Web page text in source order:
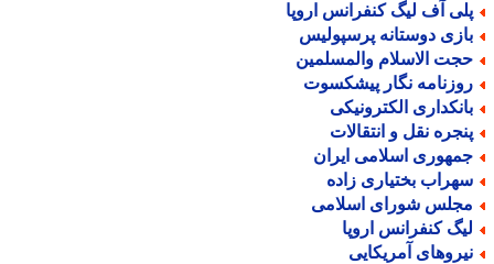
آف لیگ کنفرانس اروپا
دوستانه پرسپولیس
الاسلام والمسلمین
نگار پیشکسوت
الکترونیکی
نقل و انتقالات
اسلامی ایران
بختیاری زاده
شورای اسلامی
کنفرانس اروپا
آمریکایی